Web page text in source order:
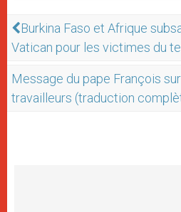
Burkina Faso et Afrique
Vatican pour les victimes du
Message du pape François
travailleurs (traduction